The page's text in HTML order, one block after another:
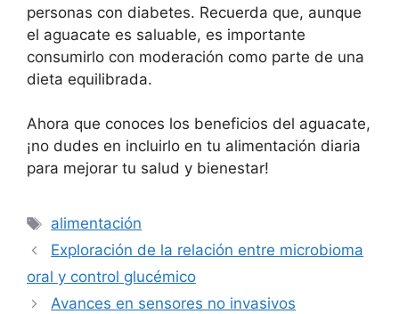
personas con diabetes. Recuerda que, aunque
el aguacate es saluable, es importante
consumirlo con moderación como parte de una
dieta equilibrada.
Ahora que conoces los beneficios del aguacate,
¡no dudes en incluirlo en tu alimentación diaria
para mejorar tu salud y bienestar!
Etiquetas
alimentación
Exploración de la relación entre microbioma
oral y control glucémico
Avances en sensores no invasivos